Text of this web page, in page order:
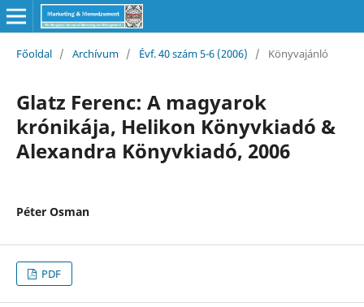
Főoldal / Archívum / Évf. 40 szám 5-6 (2006) / Könyvajánló
Glatz Ferenc: A magyarok
krónikája, Helikon Könyvkiadó &
Alexandra Könyvkiadó, 2006
Péter Osman
PDF